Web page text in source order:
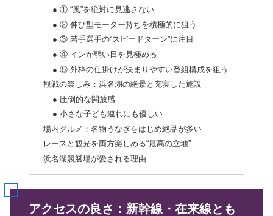
● ① “風”を絶対に見逃さない
● ② 伸び型モーター持ちを積極的に狙う
● ③ 若手選手の“スピードターン”に注目
● ④ インが弱い日を見極める
● ⑤ 外枠の仕掛けが決まりやすい番組構成を狙う
観戦の楽しみ：浜名湖の絶景と充実した施設
● 圧倒的な開放感
● 小さな子ども連れにも優しい
場内グルメ：名物うなぎをはじめ絶品が多い
レースと観光を両方楽しめる“最高の立地”
浜名湖競艇場が愛される理由
アクセスの良さ：新幹線・在来線とも